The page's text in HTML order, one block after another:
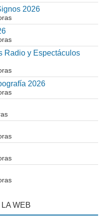
2026
Radio y Espectáculos
2026
WEB